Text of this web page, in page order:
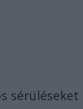
sérüléseket